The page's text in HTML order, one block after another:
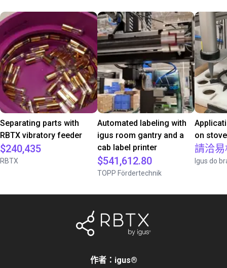
Separating parts with
RBTX vibratory feeder
$240,435
RBTX
Automated labeling with
igus room gantry and a
cab label printer
$541,612.80
TOPP Fördertechnik
on
請洽
Igus do
作者：igus®